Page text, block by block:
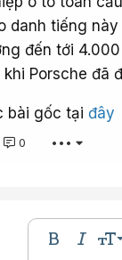
danh tiếng
đến tới
khi Porsche đã
bài gốc tại đây
0 •••
Bold In